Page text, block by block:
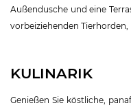
Außendusche und eine
vorbeiziehenden Tierhorden,
KULINARIK
Genießen Sie köstliche,